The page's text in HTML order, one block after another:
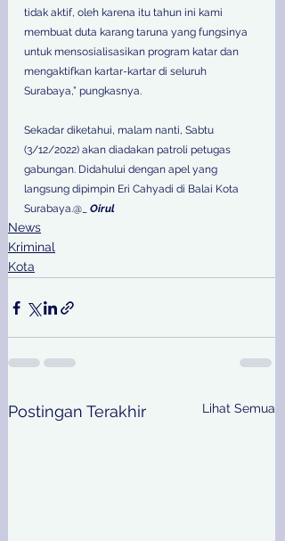
tidak aktif, oleh karena itu tahun ini kami
membuat duta karang taruna yang fungsinya
untuk mensosialisasikan program katar dan
mengaktifkan kartar-kartar di seluruh
Surabaya,” pungkasnya.
Sekadar diketahui, malam nanti, Sabtu
(3/12/2022) akan diadakan patroli petugas
gabungan. Didahului dengan apel yang
langsung dipimpin Eri Cahyadi di Balai Kota
Surabaya.@_ Oirul
News
Kriminal
Kota
Postingan Terakhir Lihat Semua